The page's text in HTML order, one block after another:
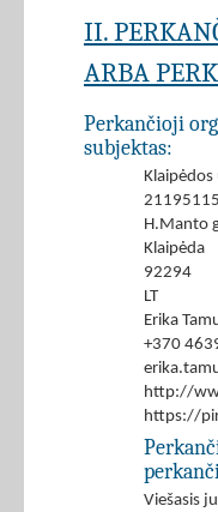
II.
ARBA
Perkančioji
subjektas:
H.Manto
Klaipėda
92294
LT
Erika
+370
http://
https://
Viešasis